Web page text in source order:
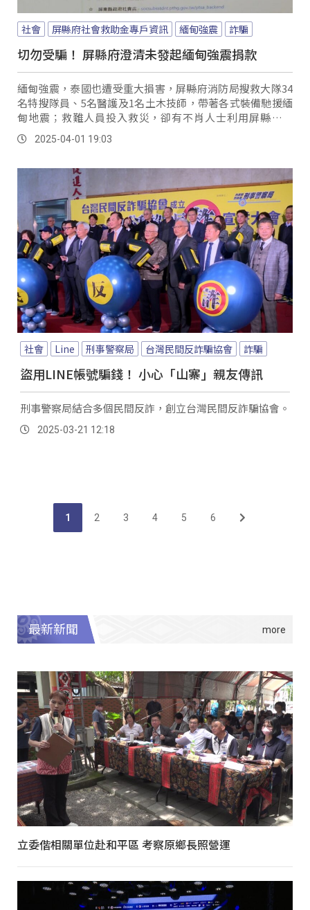
社會 屏縣府社會救助金專戶資訊 緬甸強震 詐騙
切勿受騙！ 屏縣府澄清未發起緬甸強震捐款
緬甸強震，泰國也遭受重大損害，屏縣府消防局搜救大隊34
名特搜隊員、5名醫護及1名土木技師，帶著各式裝備馳援緬
甸地震；救難人員投入救災，卻有不肖人士利用屏縣府名
義，透過網路募款來進行詐騙。
2025-04-01 19:03
社會 Line 刑事警察局 台灣民間反詐騙協會 詐騙
盜用LINE帳號騙錢！ 小心「山寨」親友傳訊
刑事警察局結合多個民間反詐，創立台灣民間反詐騙協會。
2025-03-21 12:18
1 2 3 4 5 6
最新新聞
立委偕相關單位赴和平區 考察原鄉長照營運